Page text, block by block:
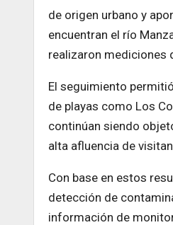
de origen urbano y
encuentran el río
realizaron mediciones
El seguimiento
de playas como Los
continúan siendo
alta afluencia de
Con base en estos
detección de
información de